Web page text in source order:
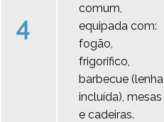
4
comum,
equipada com:
fogão,
frigorifico,
barbecue (lenha
incluída), mesas
e cadeiras.